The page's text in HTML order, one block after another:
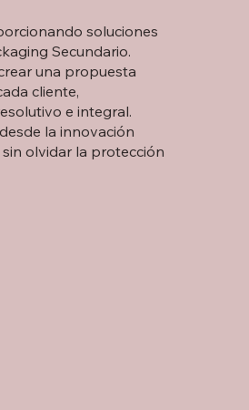
soluciones
Secundario.
una propuesta
cliente,
e integral.
la innovación
olvidar la protección